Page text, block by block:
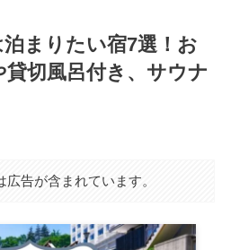
まりたい宿7選！お
切風呂付き、サウナ
告が含まれています。